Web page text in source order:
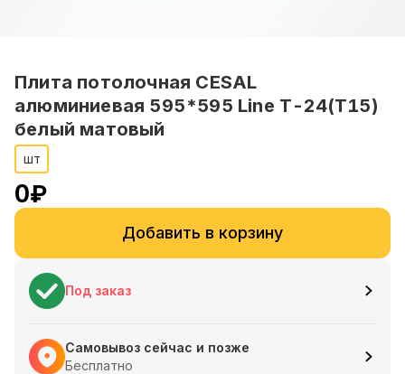
Плита потолочная CESAL
алюминиевая 595*595 Line Т-24(Т15)
белый матовый
шт
0₽
Добавить в корзину
Под заказ
Самовывоз сейчас и позже
Бесплатно